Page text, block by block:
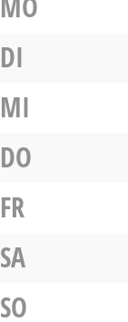
DI
MI
DO
FR
SA
SO